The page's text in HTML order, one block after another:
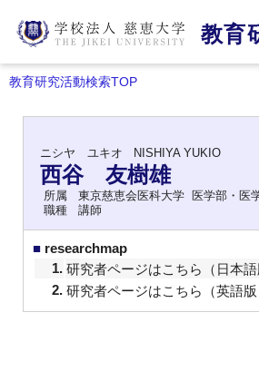
教育
教育研究活動検索TOP
ニシヤ ユキオ NISHIYA YUKIO
西谷 友樹雄
所属
東京慈恵会医科大学 医学部・医
職種
講師
■ researchmap
1. 研究者ページはこちら（日本語
2. 研究者ページはこちら（英語版